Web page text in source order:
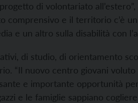
di volontariato all’estero”,
comprensivo e il territorio c’è
e un altro sulla disabilità con
di studio, di orientamento
“Il nuovo centro giovani voluto
e importante opportunità
e le famiglie sappiano